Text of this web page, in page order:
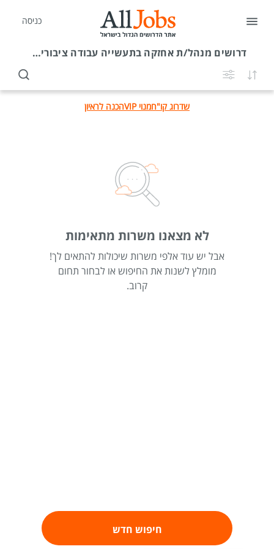
כניסה
דרושים מנהל/ת אחזקה בתעשייה עבודה ציבורית / ממשלתית
שדרוג קו"חמנוי VIP הכנה לראיון
לא מצאנו משרות מתאימות
אבל יש עוד אלפי משרות שיכולות להתאים לך!
מומלץ לשנות את החיפוש או לבחור תחום
קרוב.
חיפוש חדש